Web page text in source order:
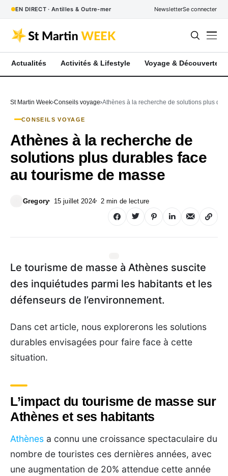
EN DIRECT · Antilles & Outre-mer NewsletterSe connecter
Actualités Activités & Lifestyle Voyage & Découverte
St Martin Week Conseils voyage Athènes à la recherche de solutions plus
CONSEILS VOYAGE
Athènes à la recherche de
solutions plus durables face
au tourisme de masse
Gregory 15 juillet 2024 2 min de lecture
Le tourisme de masse à Athènes suscite
des inquiétudes parmi les habitants et les
défenseurs de l’environnement.
Dans cet article, nous explorerons les solutions
durables envisagées pour faire face à cette
situation.
L’impact du tourisme de masse sur
Athènes et ses habitants
Athènes a connu une croissance spectaculaire du
nombre de touristes ces dernières années, avec
une augmentation de 20% attendue cette année